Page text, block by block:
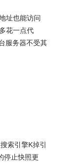
址也能访问
花一点代
服务器不受其
索引擎K掉引
停止快照更